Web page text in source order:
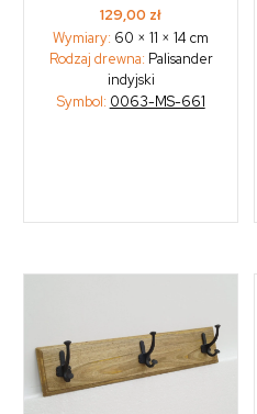
129,00 zł
Wymiary: 60 × 11 × 14 cm
Rodzaj drewna: Palisander
indyjski
Symbol: 0063-MS-661